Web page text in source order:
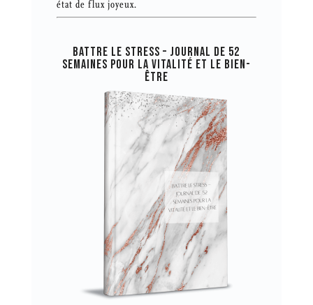
état de flux joyeux.
BATTRE LE STRESS – JOURNAL DE 52
SEMAINES POUR LA VITALITÉ ET LE BIEN-
ÊTRE